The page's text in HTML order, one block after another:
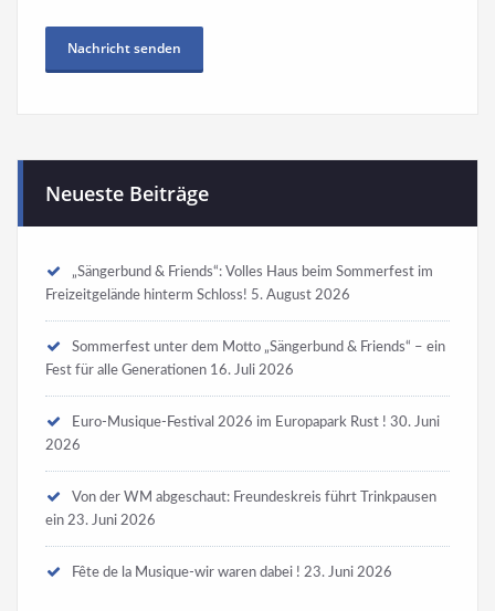
Neueste Beiträge
„Sängerbund & Friends“: Volles Haus beim Sommerfest im
Freizeitgelände hinterm Schloss! 5. August 2026
Sommerfest unter dem Motto „Sängerbund & Friends“ – ein
Fest für alle Generationen 16. Juli 2026
Euro-Musique-Festival 2026 im Europapark Rust ! 30. Juni
2026
Von der WM abgeschaut: Freundeskreis führt Trinkpausen
ein 23. Juni 2026
Fête de la Musique-wir waren dabei ! 23. Juni 2026